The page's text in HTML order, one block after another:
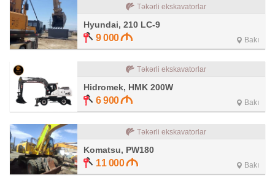
Təkərli ekskavatorlar
Hyundai, 210 LC-9
9 000 Bakı
Təkərli ekskavatorlar
Hidromek, HMK 200W
6 900 Bakı
Təkərli ekskavatorlar
Komatsu, PW180
11 000 Bakı